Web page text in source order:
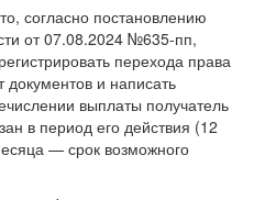
согласно постановлению
от 07.08.2024 №635-пп,
перехода права
документов и написать
выплаты получатель
в период его действия (12
— срок возможного